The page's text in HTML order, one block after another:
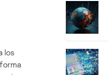
los